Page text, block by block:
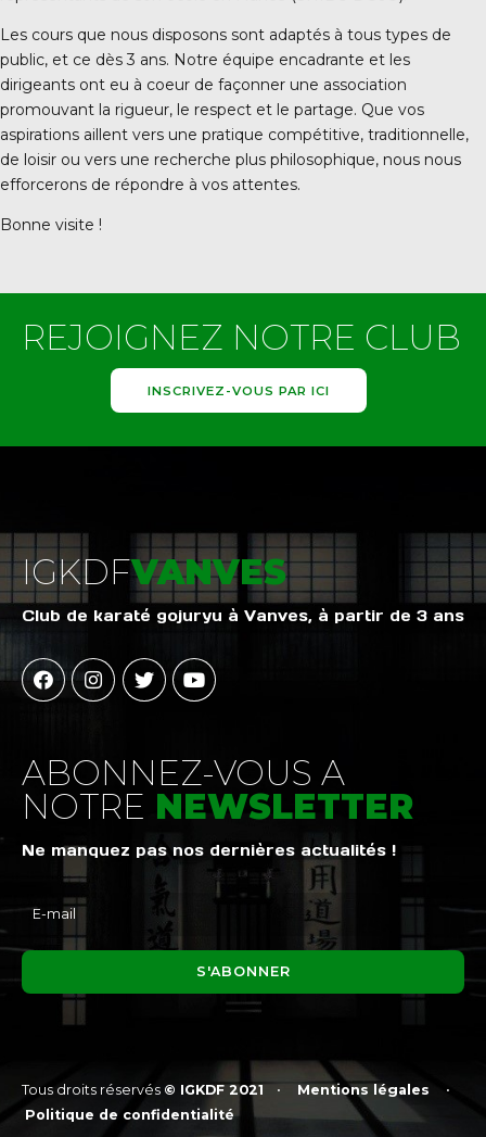
Les cours que nous disposons sont adaptés à tous types de
public, et ce dès 3 ans. Notre équipe encadrante et les
dirigeants ont eu à coeur de façonner une association
promouvant la rigueur, le respect et le partage. Que vos
aspirations aillent vers une pratique compétitive, traditionnelle,
de loisir ou vers une recherche plus philosophique, nous nous
efforcerons de répondre à vos attentes.
Bonne visite !
REJOIGNEZ NOTRE CLUB
INSCRIVEZ-VOUS PAR ICI
IGKDFVANVES
Club de karaté gojuryu à Vanves, à partir de 3 ans
ABONNEZ-VOUS A
NOTRE NEWSLETTER
Ne manquez pas nos dernières actualités !
Tous droits réservés © IGKDF 2021 • Mentions légales •
Politique de confidentialité